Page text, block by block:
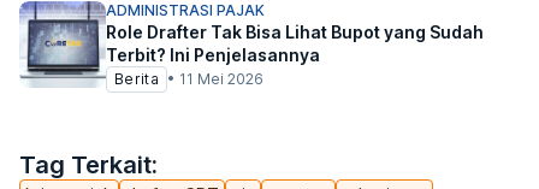
Tag Terkait:
ADMINISTRASI PAJAK
Role Drafter Tak Bisa Lihat Bupot yang Sudah
Terbit? Ini Penjelasannya
Berita • 11 Mei 2026